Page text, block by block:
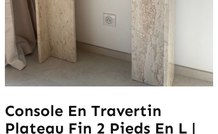
Console En Travertin
Plateau Fin 2 Pieds En L |